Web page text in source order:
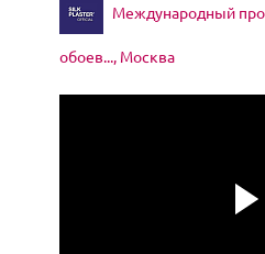
Международный
обоев..., Москва